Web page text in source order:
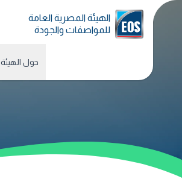
الهيئة المصرية العامة
للمواصفات والجودة
حول الهيئة